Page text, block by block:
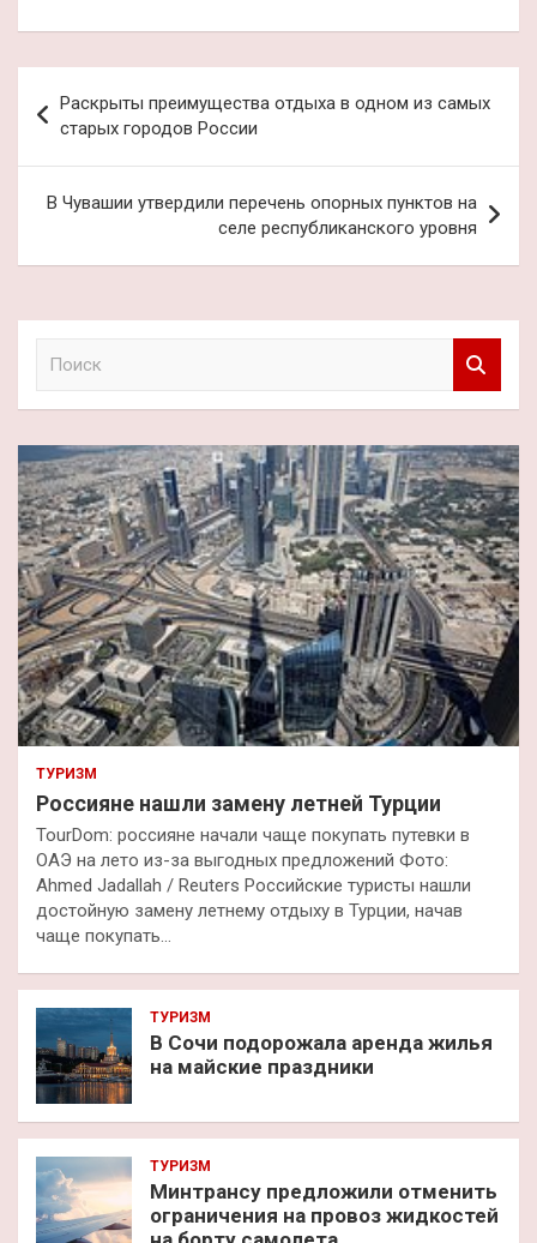
по
записям
Раскрыты преимущества отдыха в одном из самых
старых городов России
В Чувашии утвердили перечень опорных пунктов на
селе республиканского уровня
к
ТУРИЗМ
Россияне нашли замену летней Турции
TourDom: россияне начали чаще покупать путевки в
ОАЭ на лето из-за выгодных предложений Фото:
Ahmed Jadallah / Reuters Российские туристы нашли
достойную замену летнему отдыху в Турции, начав
чаще покупать…
ТУРИЗМ
В Сочи подорожала аренда жилья
на майские праздники
ТУРИЗМ
Минтрансу предложили отменить
ограничения на провоз жидкостей